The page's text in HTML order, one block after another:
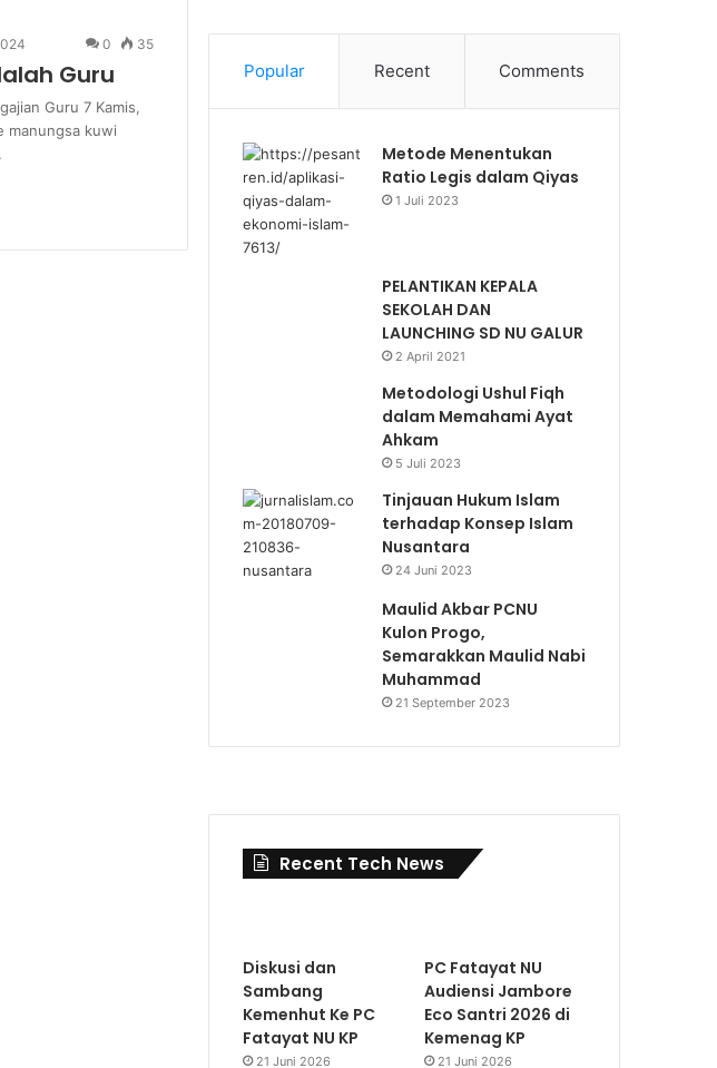
0 35
Guru
Guru 7 Kamis,
manungsa kuwi
Popular Recent Comments
Metode Menentukan
Ratio Legis dalam Qiyas
1 Juli 2023
PELANTIKAN KEPALA
SEKOLAH DAN
LAUNCHING SD NU GALUR
2 April 2021
Metodologi Ushul Fiqh
dalam Memahami Ayat
Ahkam
5 Juli 2023
Tinjauan Hukum Islam
terhadap Konsep Islam
Nusantara
24 Juni 2023
Maulid Akbar PCNU
Kulon Progo,
Semarakkan Maulid Nabi
Muhammad
21 September 2023
Recent Tech News
Diskusi dan
Sambang
Kemenhut Ke PC
Fatayat NU KP
21 Juni 2026
PC Fatayat NU
Audiensi Jambore
Eco Santri 2026 di
Kemenag KP
21 Juni 2026